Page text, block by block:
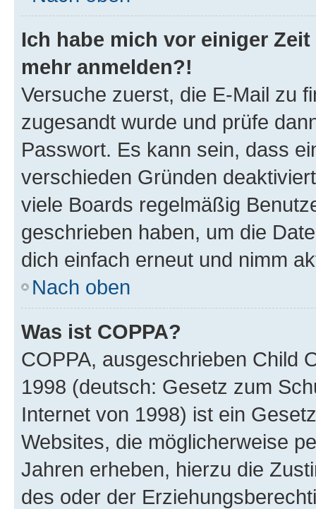
Ich habe mich vor einiger
mehr anmelden?!
Versuche zuerst, die E-Mail zu
zugesandt wurde und prüfe
Passwort. Es kann sein, dass
verschieden Gründen
viele Boards regelmäßig
geschrieben haben, um die
dich einfach erneut und nimm
Nach oben
Was ist COPPA?
COPPA, ausgeschrieben Child
1998 (deutsch: Gesetz zum
Internet von 1998) ist ein
Websites, die möglicherweise
Jahren erheben, hierzu die
des oder der